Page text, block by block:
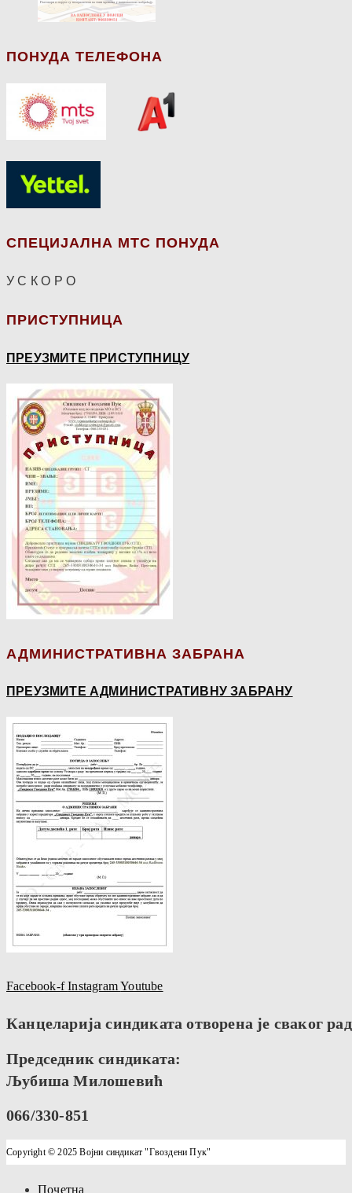
ПОНУДА ТЕЛЕФОНА
СПЕЦИЈАЛНА МТС ПОНУДА
У С К О Р О
ПРИСТУПНИЦА
ПРЕУЗМИТЕ ПРИСТУПНИЦУ
АДМИНИСТРАТИВНА ЗАБРАНА
ПРЕУЗМИТЕ АДМИНИСТРАТИВНУ ЗАБРАНУ
Facebook-f InstagramYoutube
Канцеларија синдиката отворена је сваког
Председник синдиката:
Љубиша Милошевић
066/330-851
Copyright © 2025 Војни синдикат "Гвоздени Пук"
Почетна